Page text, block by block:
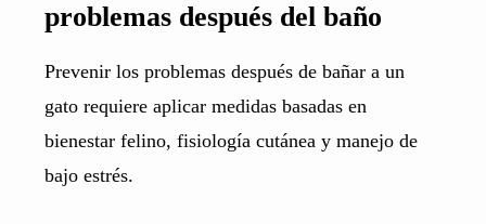
problemas después del baño
Prevenir los problemas después de bañar a un
gato requiere aplicar medidas basadas en
bienestar felino, fisiología cutánea y manejo de
bajo estrés.